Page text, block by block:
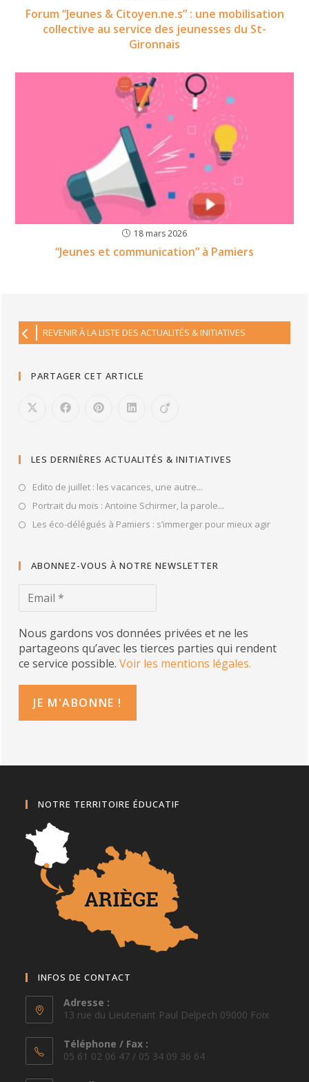
Forum “Jeunes & Citoyen.ne.s” : une mobilisation
collective au service des jeunesses du St-
Gironnais
18 mars 2026
“Jeunes et communication” à Pamiers
REVENIR À LA LISTE DES ACTUALITÉS & INITIATIVES
PARTAGER CET ARTICLE
LES DERNIÈRES ACTUALITÉS & INITIATIVES
Edito de juillet : les vacances, une autre...
Portrait du mois : Antoine Schirmer, la parole...
Les éco-délégués à Pamiers : s’immerger pour mieux agir
ABONNEZ-VOUS À NOTRE NEWSLETTER
Nous gardons vos données privées et ne les
partageons qu’avec les tierces parties qui rendent
ce service possible.Voir les mentions légales.
NOTRE TERRITOIRE ÉDUCATIF
INFOS DE CONTACT
Adresse :
13 rue du Lieutenant Paul Delpech 09000 Foix
Téléphone / Fax :
05 61 02 06 47 / 05 34 09 36 64